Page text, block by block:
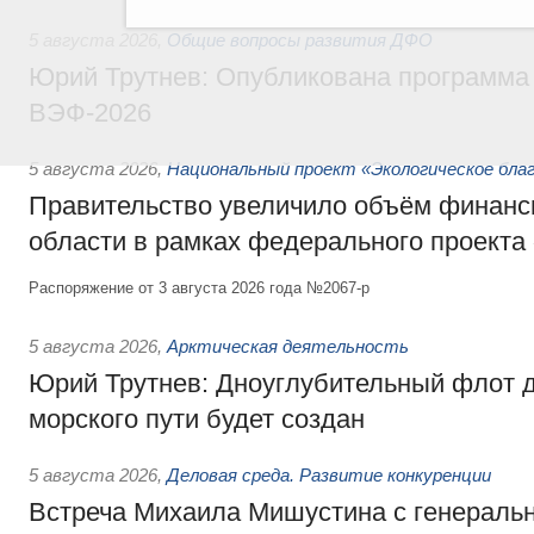
Общие вопросы развития ДФО
Юрий Трутнев: Опубликована
ВЭФ-2026
5 августа 2026, Национальный проект «Экологическое
Правительство увеличило объём
области в рамках федерального
Распоряжение от 3 августа 2026 года №2067-р
5 августа 2026, Арктическая деятельность
Юрий Трутнев: Дноуглубительный флот
морского пути будет создан
5 августа 2026, Деловая среда. Развитие конкуренции
Встреча Михаила Мишустина с